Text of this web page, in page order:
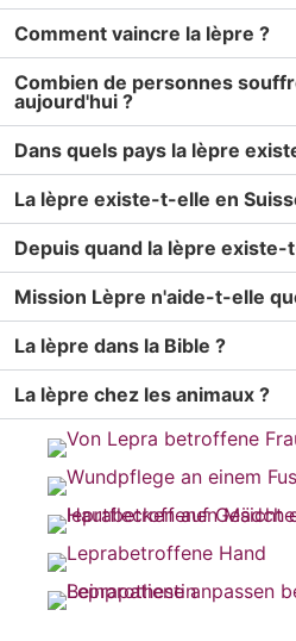
Comment vaincre la lèpre ?
Combien de personnes
aujourd'hui ?
Dans quels pays la lèpre
La lèpre existe-t-elle en
Depuis quand la lèpre existe-
Mission Lèpre n'aide-t-elle
La lèpre dans la Bible ?
La lèpre chez les animaux ?